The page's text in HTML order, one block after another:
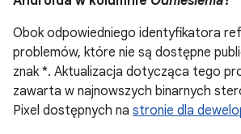
Obok odpowiedniego identyfikatora
problemów, które nie są dostępne
znak *. Aktualizacja dotycząca tego
zawarta w najnowszych binarnych
Pixel dostępnych na stronie dla